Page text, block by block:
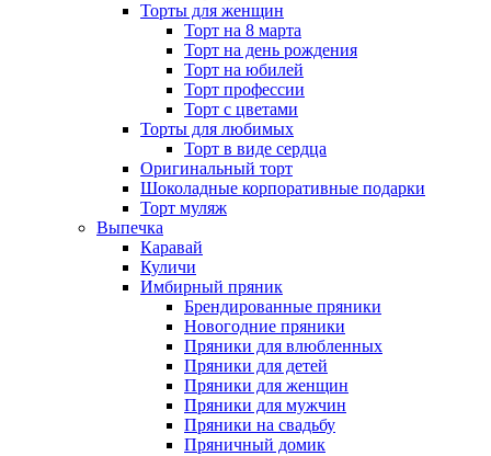
Торты для женщин
Торт на 8 марта
Торт на день рождения
Торт на юбилей
Торт профессии
Торт с цветами
Торты для любимых
Торт в виде сердца
Оригинальный торт
Шоколадные корпоративные подарки
Торт муляж
Выпечка
Каравай
Куличи
Имбирный пряник
Брендированные пряники
Новогодние пряники
Пряники для влюбленных
Пряники для детей
Пряники для женщин
Пряники для мужчин
Пряники на свадьбу
Пряничный домик